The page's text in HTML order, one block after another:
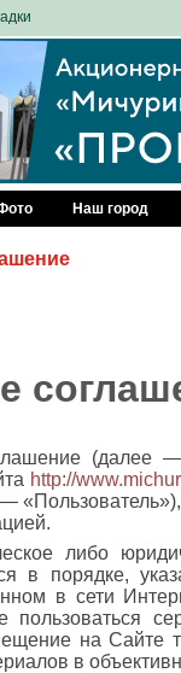
Наш город
(далее
http://
либо
в порядке,
в сети
на Сайте
в